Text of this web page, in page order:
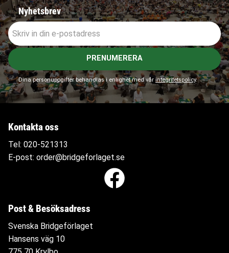
Nyhetsbrev
PRENUMERERA
Dina personuppgifter behandlas i enlighet med vår integritetspolicy.
Kontakta oss
Tel: 020-521313
E-post: order@bridgeforlaget.se
Post & Besöksadress
Svenska Bridgeförlaget
Hansens väg 10